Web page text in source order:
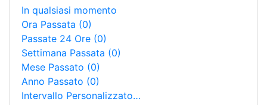
In qualsiasi momento
Ora Passata (0)
Passate 24 Ore (0)
Settimana Passata (0)
Mese Passato (0)
Anno Passato (0)
Intervallo Personalizzato…